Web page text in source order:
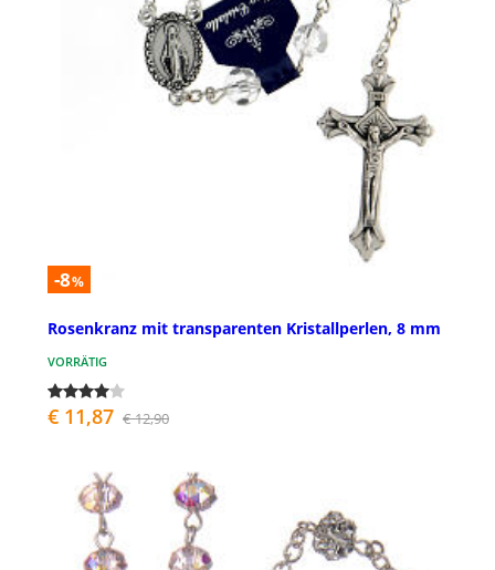
-8%
Rosenkranz mit transparenten Kristallperlen, 8 mm
VORRÄTIG
€ 11,87 € 12,90